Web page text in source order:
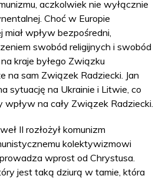
aczkolwiek nie wyłącznie
Choć w Europie
wpływ bezpośredni,
swobód religijnych i swobód
kraje byłego Związku
na sam Związek Radziecki. Jan
sytuację na Ukrainie i Litwie, co
wpływ na cały Związek Radziecki.
II rozłożył komunizm
kolektywizmowi
wprost od Chrystusa.
jest taką dziurą w tamie, która